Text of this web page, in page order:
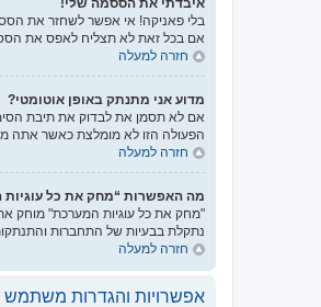
איבדתי את הססמה שלי!
בלי פאניקה! אי אפשר לשחזר את
אם בכל זאת לא תצליח לאפס את
חזרה למעלה
מדוע אני מתנתק באופן אוטומטי?
אם לא תסמן את לבדוק את תיבת
הפעולה הזו לא מומלצת כאשר אתה
חזרה למעלה
מה האפשרות “מחק את כל
נתקלת בבעיות של התחברות
חזרה למעלה
אפשרויות והגדרות משתמש